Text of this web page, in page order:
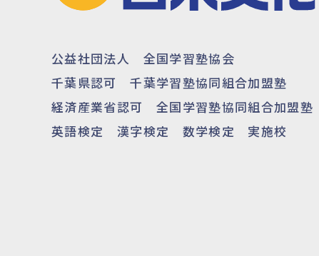
公益社団法人 全国学習塾協会
千葉県認可 千葉学習塾協同組合加盟塾
経済産業省認可 全国学習塾協同組合加盟塾
英語検定 漢字検定 数学検定 実施校